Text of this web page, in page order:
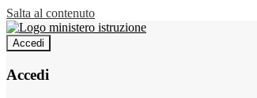
Salta al contenuto
Accedi
Accedi